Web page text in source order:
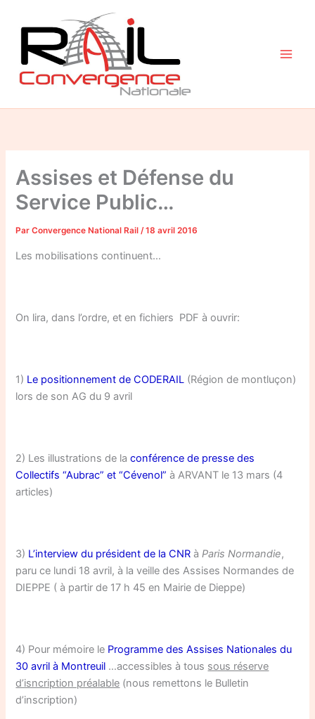
contenu
Assises et Défense du
Service Public…
ParConvergence National Rail/18 avril 2016
Les mobilisations continuent…
On lira, dans l’ordre, et en fichiers PDF à ouvrir:
1) Le positionnement de CODERAIL (Région de montluçon)
lors de son AG du 9 avril
2) Les illustrations de laconférence de presse des
Collectifs “Aubrac” et “Cévenol”à ARVANT le 13 mars (4
articles)
3) L’interview du président de la CNRàParis Normandie,
paru ce lundi 18 avril, à la veille des Assises Normandes de
DIEPPE ( à partir de 17 h 45 en Mairie de Dieppe)
4) Pour mémoire le Programme des Assises Nationales du
30 avril à Montreuil …accessibles à tous sous réserve
d’isncription préalable (nous remettons le Bulletin
d’inscription)